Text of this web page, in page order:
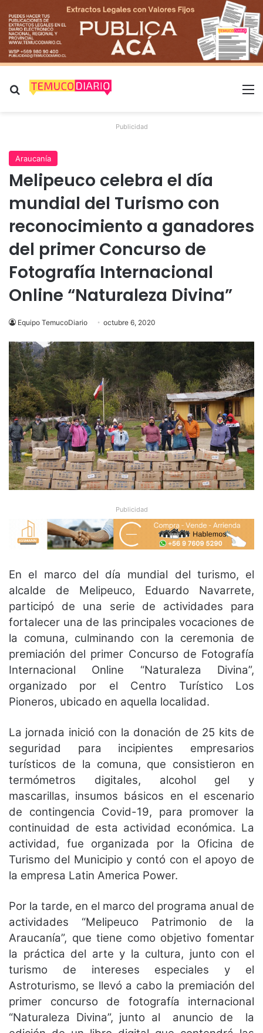
Buscar por
Publicidad
Araucanía
Melipeuco celebra el día
mundial del Turismo con
reconocimiento a ganadores
del primer Concurso de
Fotografía Internacional
Online “Naturaleza Divina”
Equipo TemucoDiario octubre 6, 2020
Publicidad
En el marco del día mundial del turismo, el
alcalde de Melipeuco, Eduardo Navarrete,
participó de una serie de actividades para
fortalecer una de las principales vocaciones de
la comuna, culminando con la ceremonia de
premiación del primer Concurso de Fotografía
Internacional Online “Naturaleza Divina”,
organizado por el Centro Turístico Los
Pioneros, ubicado en aquella localidad.
La jornada inició con la donación de 25 kits de
seguridad para incipientes empresarios
turísticos de la comuna, que consistieron en
termómetros digitales, alcohol gel y
mascarillas, insumos básicos en el escenario
de contingencia Covid-19, para promover la
continuidad de esta actividad económica. La
actividad, fue organizada por la Oficina de
Turismo del Municipio y contó con el apoyo de
la empresa Latin America Power.
Por la tarde, en el marco del programa anual de
actividades “Melipeuco Patrimonio de la
Araucanía”, que tiene como objetivo fomentar
la práctica del arte y la cultura, junto con el
turismo de intereses especiales y el
Astroturismo, se llevó a cabo la premiación del
primer concurso de fotografía internacional
“Naturaleza Divina”, junto al anuncio de la